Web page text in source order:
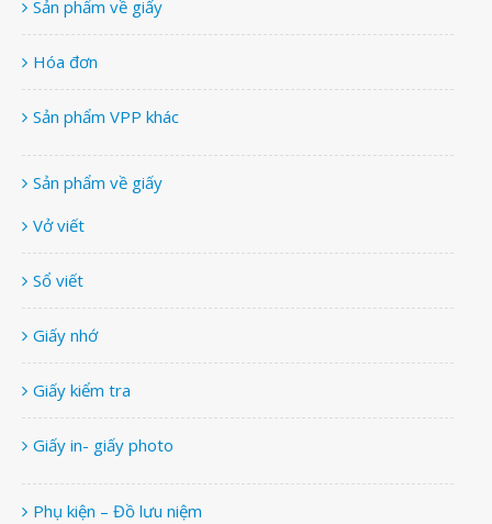
Sản phẩm về giấy
Hóa đơn
Sản phẩm VPP khác
Sản phẩm về giấy
Vở viết
Sổ viết
Giấy nhớ
Giấy kiểm tra
Giấy in- giấy photo
Phụ kiện – Đồ lưu niệm